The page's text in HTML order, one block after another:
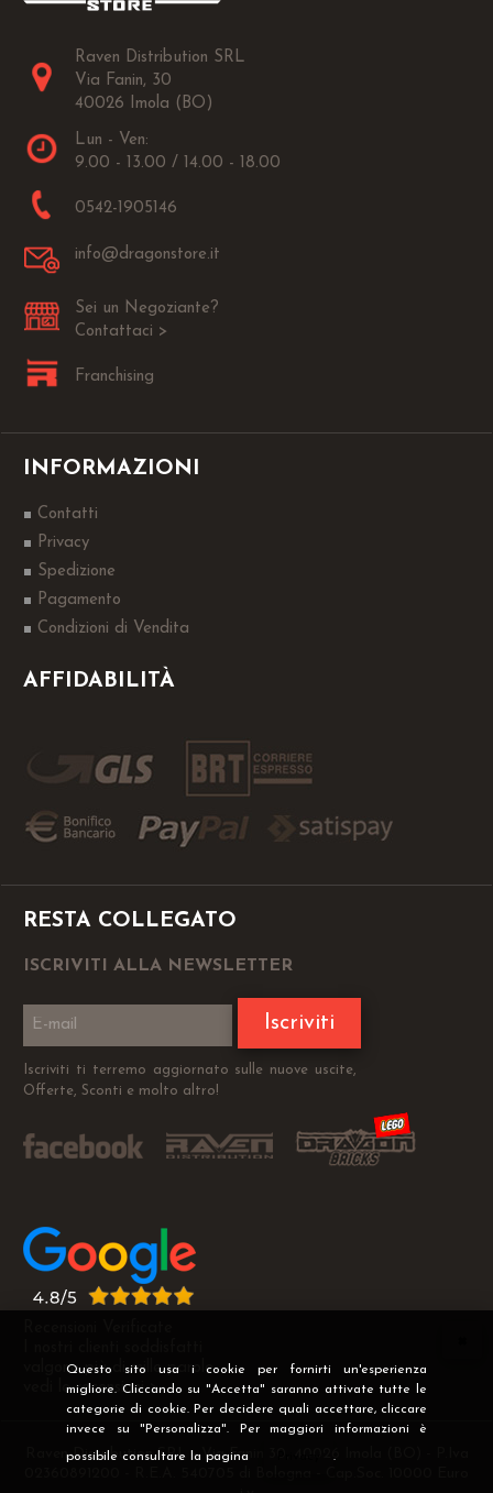
Questo sito usa i cookie per fornirti un'esperienza
migliore. Cliccando su "Accetta" saranno attivate tutte le
categorie di cookie. Per decidere quali accettare, cliccare
invece su "Personalizza". Per maggiori informazioni è
possibile consultare la pagina .
Raven Distribution SRL
Via Fanin, 30
40026 Imola (BO)
Lun - Ven:
9.00 - 13.00 / 14.00 - 18.00
0542-1905146
info@dragonstore.it
Sei un Negoziante?
Contattaci >
Franchising
INFORMAZIONI
Contatti
Privacy
Spedizione
Pagamento
Condizioni di Vendita
AFFIDABILITÀ
RESTA COLLEGATO
ISCRIVITI ALLA NEWSLETTER
Iscriviti
Iscriviti ti terremo aggiornato sulle nuove uscite,
Offerte, Sconti e molto altro!
valgono più di mille parole
vedi le recensioni >
Raven Distribution SRL - Via Fanin 30, 40026 Imola (BO) - P.Iva